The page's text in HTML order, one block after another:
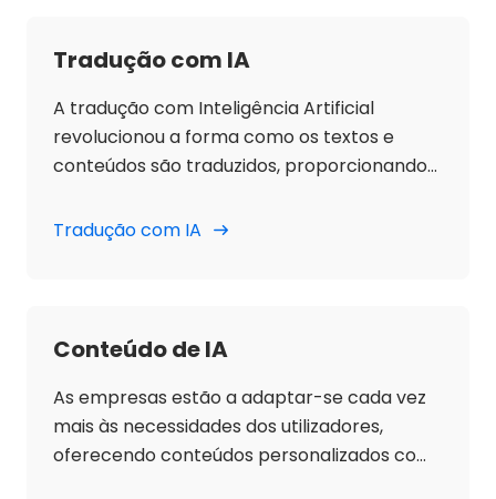
Tradução com IA
A tradução com Inteligência Artificial
revolucionou a forma como os textos e
conteúdos são traduzidos, proporcionando
Tradução com IA
Conteúdo de IA
As empresas estão a adaptar-se cada vez
mais às necessidades dos utilizadores,
oferecendo conteúdos personalizados com